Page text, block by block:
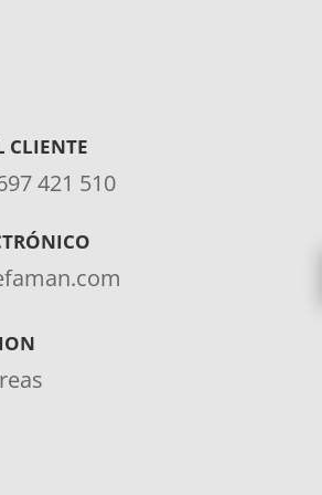
CLIENTE
421 510